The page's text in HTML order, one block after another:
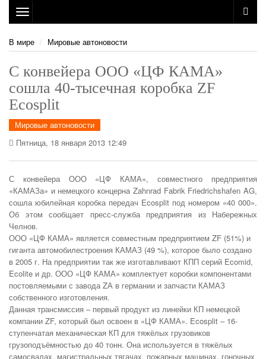
Toggle
navigation
В мире
Мировые автоновости
С конвейера ООО «ЦФ КАМА»
сошла 40-тысечная коробка ZF
Ecosplit
Мировые автоновости
Пятница, 18 января 2013 12:49
С конвейера ООО «ЦФ КАМА», совместного предприятия
«КАМАЗа» и немецкого концерна Zahnrad Fabrik Friedrichshafen AG,
сошла юбилейная коробка передач Ecosplit под номером «40 000».
Об этом сообщает пресс-служба предприятия из Набережных
Челнов.
ООО «ЦФ КАМА» является совместным предприятием ZF (51%) и
гиганта автомобилестроения КАМАЗ (49 %), которое было создано
в 2005 г. На предприятии так же изготавливают КПП серий Ecomid,
Ecolite и др. ООО «ЦФ КАМА» комплектует коробки компонентами
постовляемыми с завода ZА в германии и запчасти КАМАЗ
собственного изготовления.
Данная трансмиссия – первый продукт из линейки КП немецкой
компании ZF, который был освоен в «ЦФ КАМА». Ecosplit – 16-
ступенчатая механическая КП для тяжёлых грузовиков
грузоподъёмностью до 40 тонн. Она используется в тяжёлых
самосвалах, магистральных тягачах, пожарных машинах, гоночных